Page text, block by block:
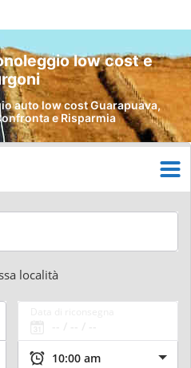
low cost e
auto low cost Guarapuava,
e Risparmia
località